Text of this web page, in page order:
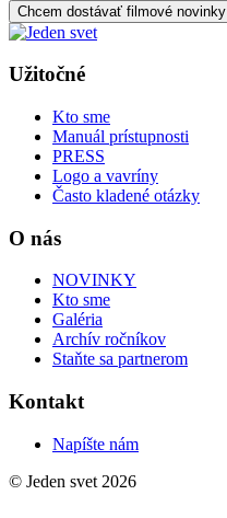
Chcem dostávať filmové novinky
Užitočné
Kto sme
Manuál prístupnosti
PRESS
Logo a vavríny
Často kladené otázky
O nás
NOVINKY
Kto sme
Galéria
Archív ročníkov
Staňte sa partnerom
Kontakt
Napíšte nám
© Jeden svet 2026